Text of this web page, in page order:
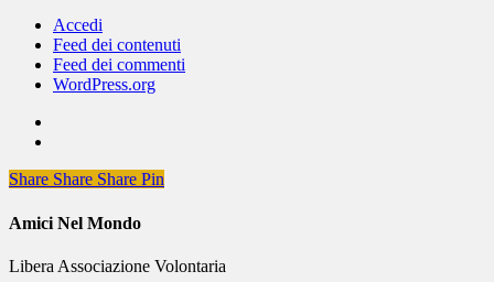
Accedi
Feed dei contenuti
Feed dei commenti
WordPress.org
Share
Share Share Share Pin
Amici Nel Mondo
Libera Associazione Volontaria